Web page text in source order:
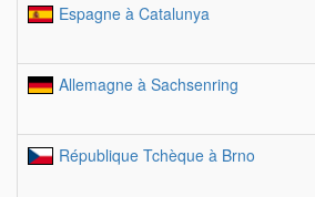
Espagne à Catalunya
Allemagne à Sachsenring
République Tchèque à Brno